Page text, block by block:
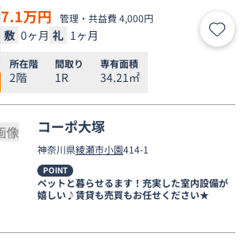
7.1万円 管理・共益費 4,000円
敷 0ヶ月 礼 1ヶ月 お気
所在階
2階
間取り
1R
専有面積
34.21㎡
コーポ大塚
神奈川県綾瀬市小園414-1
POINT
ペットと暮らせるます！充実した室内設備が
嬉しい♪賃貸も売買もお任せください★